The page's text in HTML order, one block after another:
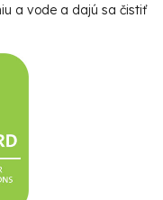
a vode a dajú sa čistiť